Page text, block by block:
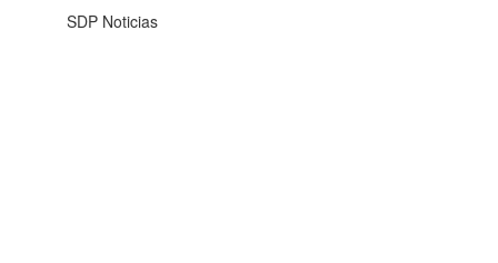
SDP Noticias